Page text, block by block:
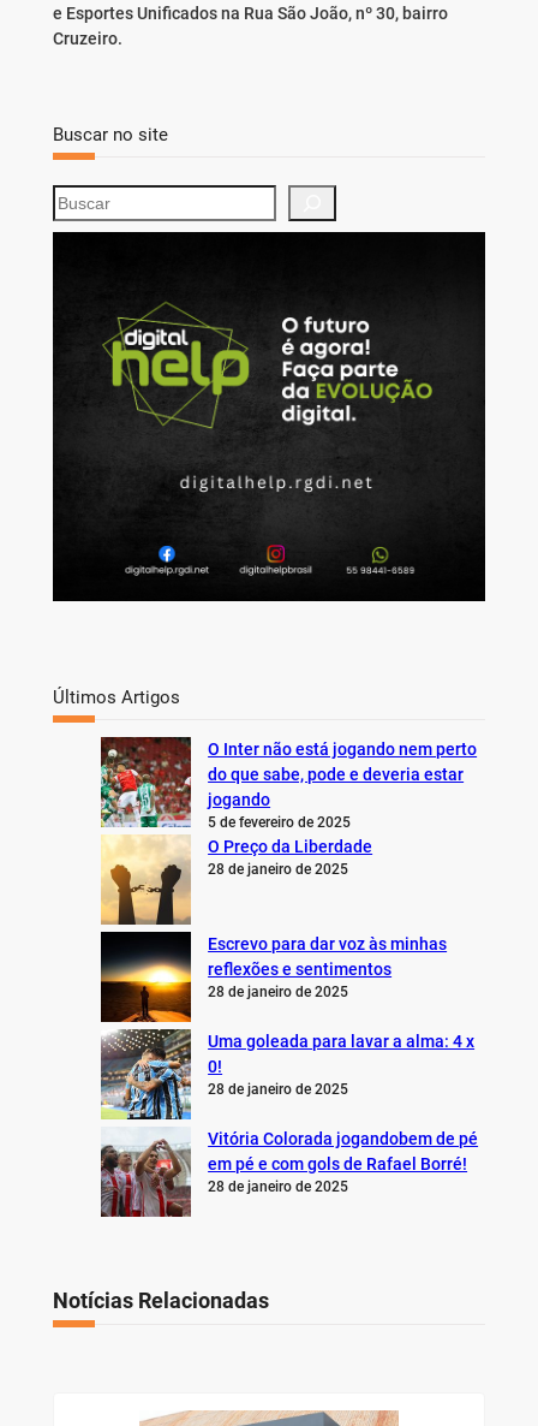
e Esportes Unificados na Rua São João, nº 30, bairro
Cruzeiro.
Buscar no site
S
e
Últimos Artigos
O Inter não está jogando nem perto
do que sabe, pode e deveria estar
jogando
5 de fevereiro de 2025
O Preço da Liberdade
28 de janeiro de 2025
Escrevo para dar voz às minhas
reflexões e sentimentos
28 de janeiro de 2025
Uma goleada para lavar a alma: 4 x
0!
28 de janeiro de 2025
Vitória Colorada jogandobem de pé
em pé e com gols de Rafael Borré!
28 de janeiro de 2025
Notícias Relacionadas